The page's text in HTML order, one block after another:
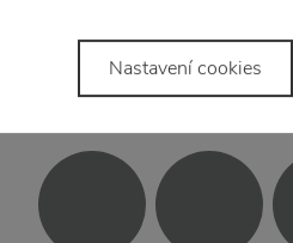
Sledujte
Nastavení cookies